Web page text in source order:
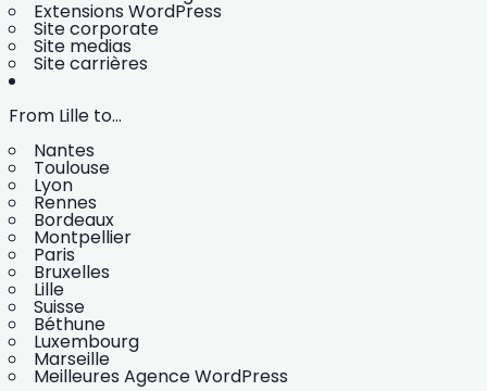
Extensions WordPress
Site corporate
Site medias
Site carrières
From Lille to...
Nantes
Toulouse
Lyon
Rennes
Bordeaux
Montpellier
Paris
Bruxelles
Lille
Suisse
Béthune
Luxembourg
Marseille
Meilleures Agence WordPress